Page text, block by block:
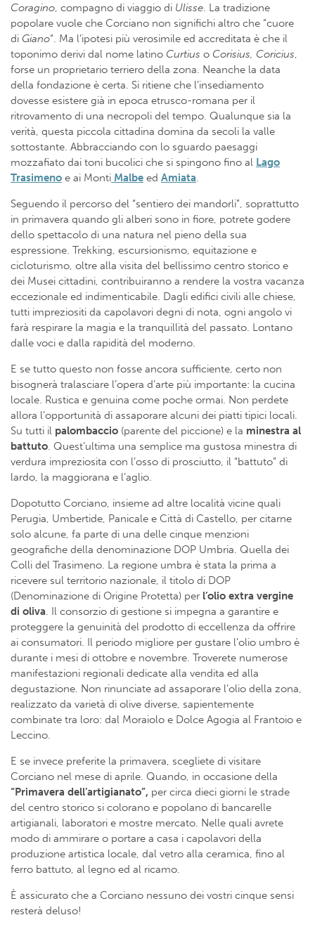
Coragino, compagno di viaggio di Ulisse. La tradizione
popolare vuole che Corciano non significhi altro che “cuore
di Giano“. Ma l’ipotesi più verosimile ed accreditata è che il
toponimo derivi dal nome latino Curtius o Corisius, Coricius,
forse un proprietario terriero della zona. Neanche la data
della fondazione è certa. Si ritiene che l’insediamento
dovesse esistere già in epoca etrusco-romana per il
ritrovamento di una necropoli del tempo. Qualunque sia la
verità, questa piccola cittadina domina da secoli la valle
sottostante. Abbracciando con lo sguardo paesaggi
mozzafiato dai toni bucolici che si spingono fino al Lago
Trasimeno e ai Monti Malbe ed Amiata.
Seguendo il percorso del “sentiero dei mandorli”, soprattutto
in primavera quando gli alberi sono in fiore, potrete godere
dello spettacolo di una natura nel pieno della sua
espressione. Trekking, escursionismo, equitazione e
cicloturismo, oltre alla visita del bellissimo centro storico e
dei Musei cittadini, contribuiranno a rendere la vostra vacanza
eccezionale ed indimenticabile. Dagli edifici civili alle chiese,
tutti impreziositi da capolavori degni di nota, ogni angolo vi
farà respirare la magia e la tranquillità del passato. Lontano
dalle voci e dalla rapidità del moderno.
E se tutto questo non fosse ancora sufficiente, certo non
bisognerà tralasciare l’opera d’arte più importante: la cucina
locale. Rustica e genuina come poche ormai. Non perdete
allora l’opportunità di assaporare alcuni dei piatti tipici locali.
Su tutti il palombaccio (parente del piccione) e la minestra al
battuto. Quest’ultima una semplice ma gustosa minestra di
verdura impreziosita con l’osso di prosciutto, il “battuto” di
lardo, la maggiorana e l’aglio.
Dopotutto Corciano, insieme ad altre località vicine quali
Perugia, Umbertide, Panicale e Città di Castello, per citarne
solo alcune, fa parte di una delle cinque menzioni
geografiche della denominazione DOP Umbria. Quella dei
Colli del Trasimeno. La regione umbra è stata la prima a
ricevere sul territorio nazionale, il titolo di DOP
(Denominazione di Origine Protetta) per l’olio extra vergine
di oliva. Il consorzio di gestione si impegna a garantire e
proteggere la genuinità del prodotto di eccellenza da offrire
ai consumatori. Il periodo migliore per gustare l’olio umbro è
durante i mesi di ottobre e novembre. Troverete numerose
manifestazioni regionali dedicate alla vendita ed alla
degustazione. Non rinunciate ad assaporare l’olio della zona,
realizzato da varietà di olive diverse, sapientemente
combinate tra loro: dal Moraiolo e Dolce Agogia al Frantoio e
Leccino.
E se invece preferite la primavera, scegliete di visitare
Corciano nel mese di aprile. Quando, in occasione della
“Primavera dell’artigianato”, per circa dieci giorni le strade
del centro storico si colorano e popolano di bancarelle
artigianali, laboratori e mostre mercato. Nelle quali avrete
modo di ammirare o portare a casa i capolavori della
produzione artistica locale, dal vetro alla ceramica, fino al
ferro battuto, al legno ed al ricamo.
È assicurato che a Corciano nessuno dei vostri cinque sensi
resterà deluso!